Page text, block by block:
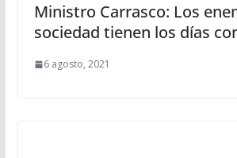
Ministro Carrasco: Los
sociedad tienen los días
6 agosto, 2021